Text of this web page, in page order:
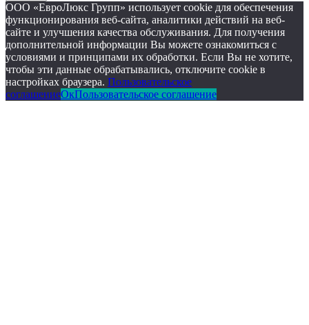
ООО «ЕвроЛюкс Групп» использует cookie для обеспечения
функционирования веб-сайта, аналитики действий на веб-
сайте и улучшения качества обслуживания. Для получения
дополнительной информации Вы можете ознакомиться с
условиями и принципами их обработки. Если Вы не хотите,
чтобы эти данные обрабатывались, отключите cookie в
настройках браузера. Пользовательское
соглашениеОкПользовательское соглашение